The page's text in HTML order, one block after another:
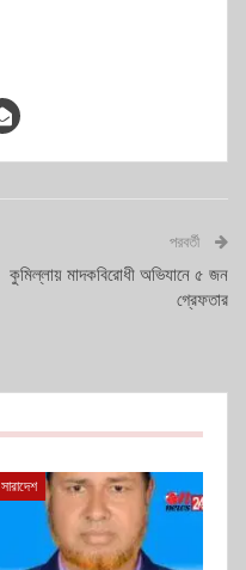
পরবর্তী
কুমিল্লায় মাদকবিরোধী অভিযানে ৫ জন
গ্রেফতার
সারাদেশ